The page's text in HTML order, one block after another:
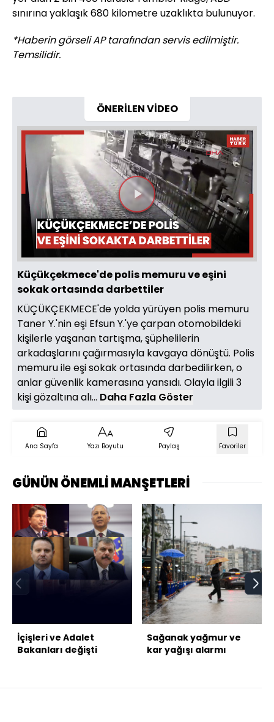
sınırına yaklaşık 680 kilometre uzaklıkta bulunuyor.
*Haberin görseli AP tarafından servis edilmiştir.
Temsilidir.
ÖNERİLEN VİDEO
Videoyu
Oynat
Küçükçekmece'de polis memuru ve eşini
sokak ortasında darbettiler
KÜÇÜKÇEKMECE'de yolda yürüyen polis memuru
Taner Y.'nin eşi Efsun Y.'ye çarpan otomobildeki
kişilerle yaşanan tartışma, şüphelilerin
arkadaşlarını çağırmasıyla kavgaya dönüştü. Polis
memuru ile eşi sokak ortasında darbedilirken, o
anlar güvenlik kamerasına yansıdı. Olayla ilgili 3
kişi gözaltına alı... Daha Fazla Göster
Ana Sayfa Yazı Boyutu Paylaş Favoriler
GÜNÜN ÖNEMLİ MANŞETLERİ
İçişleri ve Adalet
Bakanları değişti
Sağanak yağmur ve
kar yağışı alarmı